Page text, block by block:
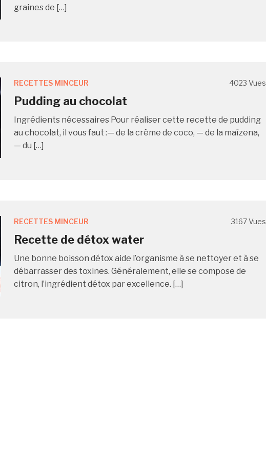
graines de […]
RECETTES MINCEUR 4023 Vues
Pudding au chocolat
Ingrédients nécessaires Pour réaliser cette recette de pudding
au chocolat, il vous faut :— de la crème de coco, — de la maïzena,
— du […]
RECETTES MINCEUR 3167 Vues
Recette de détox water
Une bonne boisson détox aide l’organisme à se nettoyer et à se
débarrasser des toxines. Généralement, elle se compose de
citron, l’ingrédient détox par excellence. […]